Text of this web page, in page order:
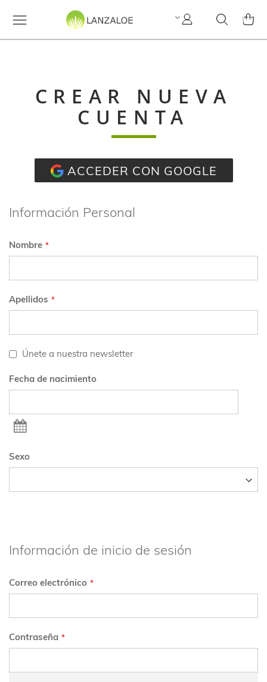
Search
Mi
cuenta
MI
CREAR NUEVA
CUENTA
ACCEDER CON GOOGLE
Información Personal
Nombre
Apellidos
Únete a nuestra newsletter
Fecha de nacimiento
SELECCIONAR
FECHAS
Sexo
Información de inicio de sesión
Correo electrónico
Contraseña